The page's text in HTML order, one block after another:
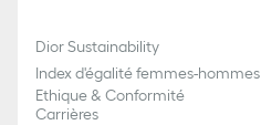
Dior Sustainability
Index d'égalité femmes-hommes
Ethique & Conformité
Carrières